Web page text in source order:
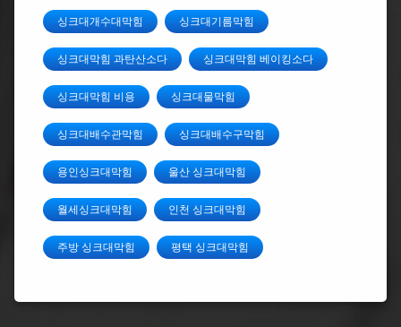
싱크대개수대막힘 싱크대기름막힘
싱크대막힘 과탄산소다 싱크대막힘 베이킹소다
싱크대막힘 비용 싱크대물막힘
싱크대배수관막힘 싱크대배수구막힘
용인싱크대막힘 울산 싱크대막힘
월세싱크대막힘 인천 싱크대막힘
주방 싱크대막힘 평택 싱크대막힘